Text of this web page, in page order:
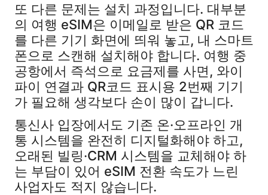
또 다른 문제는 설치 과정입니다. 대부분
의 여행 eSIM은 이메일로 받은 QR 코드
를 다른 기기 화면에 띄워 놓고, 내 스마트
폰으로 스캔해 설치해야 합니다. 여행 중
공항에서 즉석으로 요금제를 사면, 와이
파이 연결과 QR코드 표시용 2번째 기기
가 필요해 생각보다 손이 많이 갑니다.​
통신사 입장에서도 기존 온·오프라인 개
통 시스템을 완전히 디지털화해야 하고,
오래된 빌링·CRM 시스템을 교체해야 하
는 부담이 있어 eSIM 전환 속도가 느린
사업자도 적지 않습니다.​